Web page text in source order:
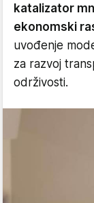
katalizator
ekonomski
uvođenje
za razvoj
održivosti.